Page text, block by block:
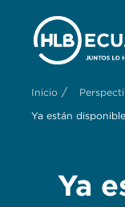
Inicio /
Ya están
Ya